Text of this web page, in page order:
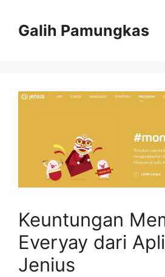
Galih Pamungkas
Keuntungan
Everyay dari
Jenius